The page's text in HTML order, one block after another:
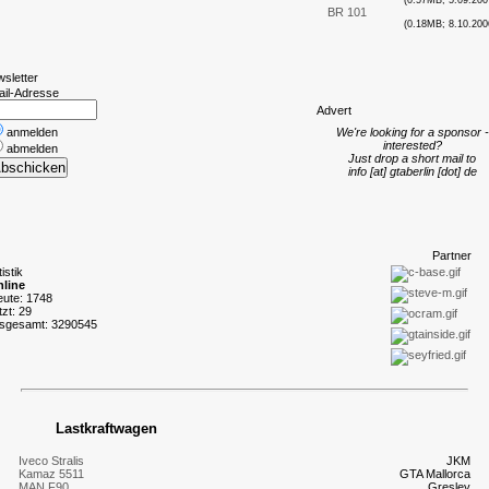
Adresse
anmelden
abmelden
1748
29
3290545
BR 101
(0.18MB;
Advert
We're looking for a sponsor -
interested?
Just drop a short mail to
info [at] gtaberlin [dot] de
Partner
Lastkraftwagen
JKM
Iveco Stralis
GTA Mallorca
Kamaz 5511